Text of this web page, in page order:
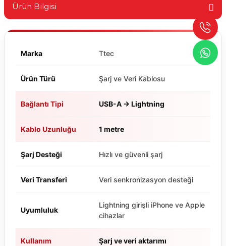
Ürün Bilgisi
Marka Ttec
Ürün Türü Şarj ve Veri Kablosu
Bağlantı Tipi USB-A → Lightning
Kablo Uzunluğu 1 metre
Şarj Desteği Hızlı ve güvenli şarj
Veri Transferi Veri senkronizasyon desteği
Uyumluluk
Lightning girişli iPhone ve Apple
cihazlar
Kullanım Şarj ve veri aktarımı